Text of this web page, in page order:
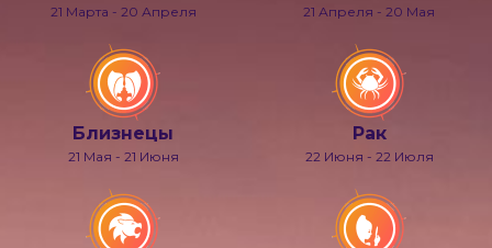
21 Марта - 20 Апреля 21 Апреля - 20 Мая
Близнецы
21 Мая - 21 Июня
Рак
22 Июня - 22 Июля